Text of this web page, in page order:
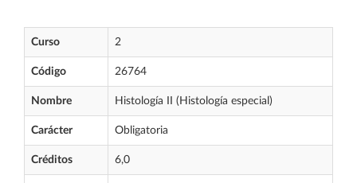
Curso 2
Código 26764
Nombre Histología II (Histología especial)
Carácter Obligatoria
Créditos 6,0